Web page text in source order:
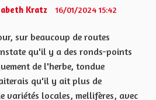
Kratz 16/01/2024 15:42
sur beaucoup de routes
qu'il y a des ronds-points
de l'herbe, tondue
qu'il y ait plus de
variétés locales, mellifères, avec